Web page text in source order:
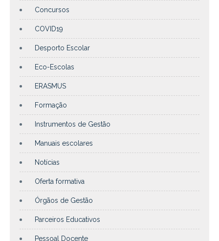
Concursos
COVID19
Desporto Escolar
Eco-Escolas
ERASMUS
Formação
Instrumentos de Gestão
Manuais escolares
Notícias
Oferta formativa
Órgãos de Gestão
Parceiros Educativos
Pessoal Docente